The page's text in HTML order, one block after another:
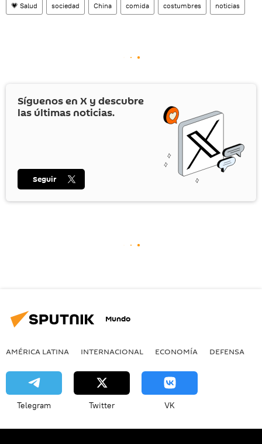
💗 Salud sociedad China comida costumbres noticias
Síguenos en X y descubre
las últimas noticias.
Seguir
Mundo
AMÉRICA LATINA INTERNACIONAL ECONOMÍA DEFENSA
Telegram Twitter VK